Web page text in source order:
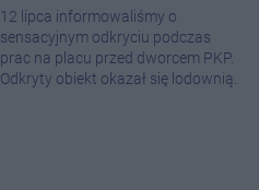
12 lipca informowaliśmy o
sensacyjnym odkryciu podczas
prac na placu przed dworcem PKP.
Odkryty obiekt okazał się lodownią.